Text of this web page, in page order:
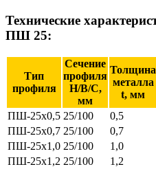
Технические
ПШ 25:
Тип
профиля
Сечение
профиля
Н/В/С,
мм
Толщина
металла
t, мм
ПШ-25х0,5 25/100 0,5
ПШ-25х0,7 25/100 0,7
ПШ-25х1,0 25/100 1,0
ПШ-25х1,2 25/100 1,2